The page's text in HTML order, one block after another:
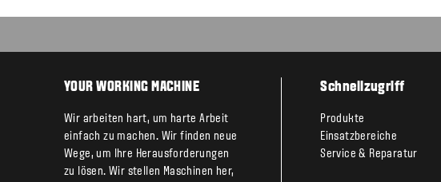
YOUR WORKING MACHINE
Wir arbeiten hart, um harte Arbeit
einfach zu machen. Wir finden neue
Wege, um Ihre Herausforderungen
zu lösen. Wir stellen Maschinen her,
Schnellzugriff
Produkte
Einsatzbereiche
Service & Reparatur